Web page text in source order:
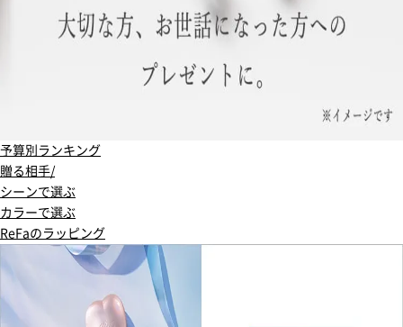
予算別ランキング
贈る相手/
シーンで選ぶ
カラーで選ぶ
ReFaのラッピング